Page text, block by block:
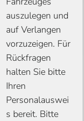
auszulegen und
auf Verlangen
vorzuzeigen. Für
Rückfragen
halten Sie bitte
Ihren
Personalauswei
s bereit. Bitte